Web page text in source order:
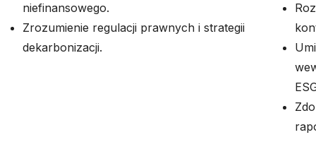
niefinansowego.
Zrozumienie regulacji prawnych i strategii
dekarbonizacji.